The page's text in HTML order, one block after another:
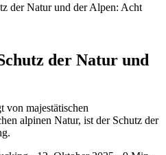
der Natur und der Alpen: Acht
der Natur und
von majestätischen
alpinen Natur, ist der Schutz der